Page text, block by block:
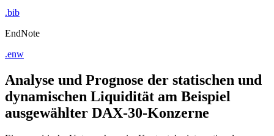
.bib
EndNote
.enw
Analyse und Prognose der statischen und
dynamischen Liquidität am Beispiel
ausgewählter DAX-30-Konzerne